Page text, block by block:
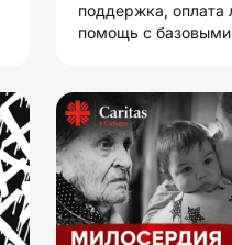
поддержка, оплата
помощь с